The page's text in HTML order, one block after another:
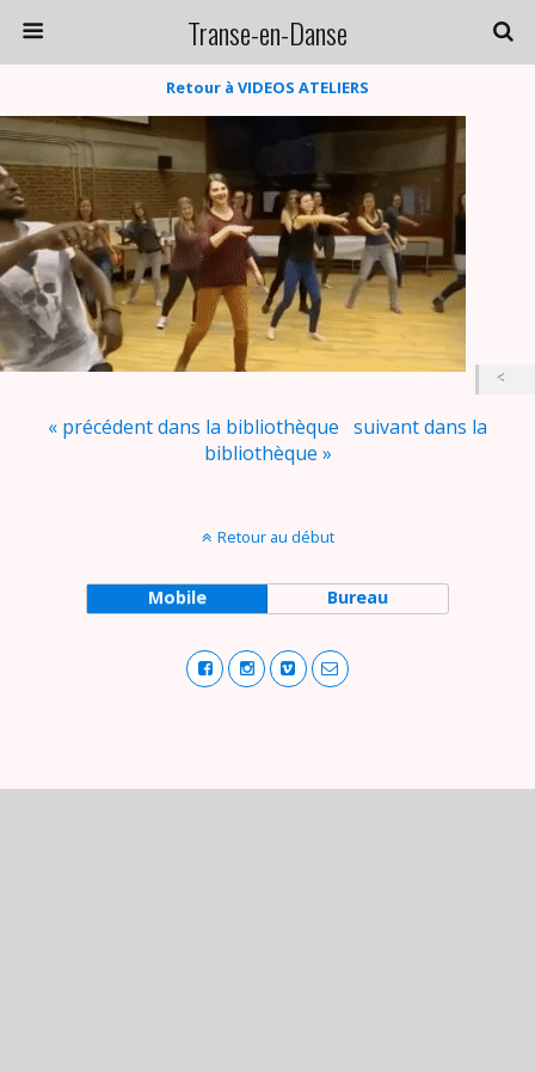
Transe-en-Danse
Retour à VIDEOS ATELIERS
« précédent dans la bibliothèque suivant dans la
bibliothèque »
Retour au début
Mobile Bureau